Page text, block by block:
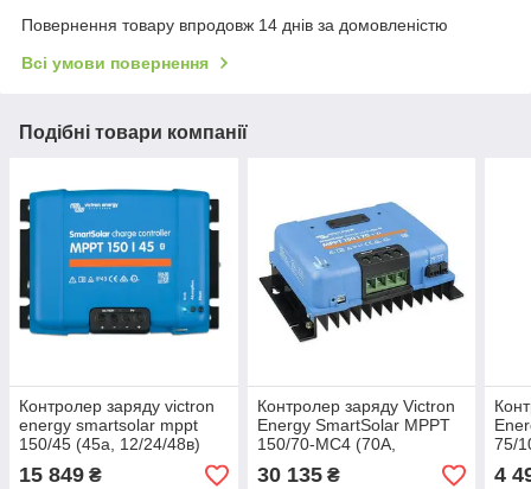
Повернення товару впродовж 14 днів за домовленістю
Всі умови повернення
Подібні товари компанії
Контролер заряду victron
energy smartsolar mppt
150/45 (45а, 12/24/48в)
15 849 ₴
Контролер заряду Victron
Energy SmartSolar MPPT
150/70-MC4 (70А,
12/24/48В)
30 135₴
75/
4